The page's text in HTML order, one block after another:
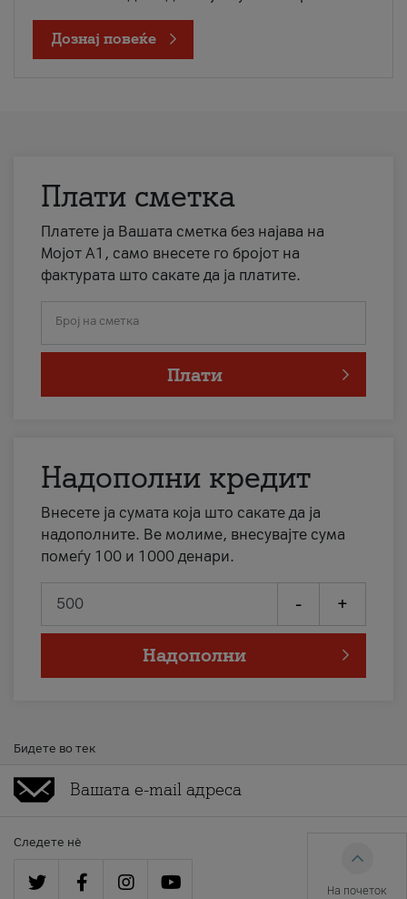
Дознај повеќе
Плати сметка
Платете ја Вашата сметка без најава на
Мојот А1, само внесете го бројот на
фактурата што сакате да ја платите.
Број на сметка
Плати
Надополни кредит
Внесете ја сумата која што сакате да ја
надополните. Ве молиме, внесувајте сума
помеѓу 100 и 1000 денари.
- +
Надополни
Бидете во тек
Следете нè
На почеток